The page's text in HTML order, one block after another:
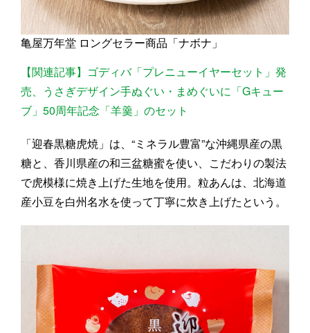
亀屋万年堂 ロングセラー商品「ナボナ」
【関連記事】ゴディバ「プレニューイヤーセット」発
売、うさぎデザイン手ぬぐい・まめぐいに「Gキュー
ブ」50周年記念「羊羹」のセット
「迎春黒糖虎焼」は、“ミネラル豊富”な沖縄県産の黒
糖と、香川県産の和三盆糖蜜を使い、こだわりの製法
で虎模様に焼き上げた生地を使用。粒あんは、北海道
産小豆を白州名水を使って丁寧に炊き上げたという。